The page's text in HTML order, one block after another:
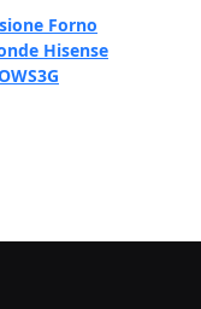
Forno
Hisense